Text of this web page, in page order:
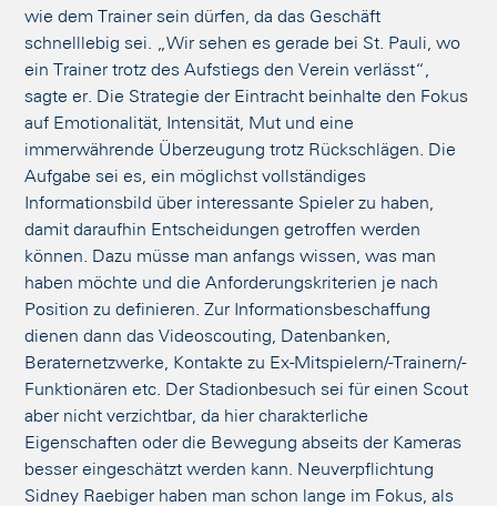
wie dem Trainer sein dürfen, da das Geschäft
schnelllebig sei. „Wir sehen es gerade bei St. Pauli, wo
ein Trainer trotz des Aufstiegs den Verein verlässt“,
sagte er. Die Strategie der Eintracht beinhalte den Fokus
auf Emotionalität, Intensität, Mut und eine
immerwährende Überzeugung trotz Rückschlägen. Die
Aufgabe sei es, ein möglichst vollständiges
Informationsbild über interessante Spieler zu haben,
damit daraufhin Entscheidungen getroffen werden
können. Dazu müsse man anfangs wissen, was man
haben möchte und die Anforderungskriterien je nach
Position zu definieren. Zur Informationsbeschaffung
dienen dann das Videoscouting, Datenbanken,
Beraternetzwerke, Kontakte zu Ex-Mitspielern/-Trainern/-
Funktionären etc. Der Stadionbesuch sei für einen Scout
aber nicht verzichtbar, da hier charakterliche
Eigenschaften oder die Bewegung abseits der Kameras
besser eingeschätzt werden kann. Neuverpflichtung
Sidney Raebiger haben man schon lange im Fokus, als